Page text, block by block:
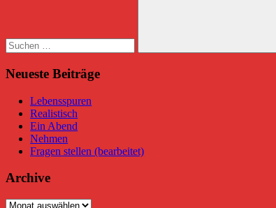
Neueste Beiträge
Lebensspuren
Realistisch
Ein Abend
Nehmen
Fragen stellen (bearbeitet)
Archive
Archive